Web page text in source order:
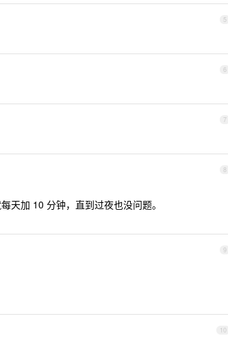
5
6
7
8
天加 10 分钟，直到过夜也没问题。
9
10